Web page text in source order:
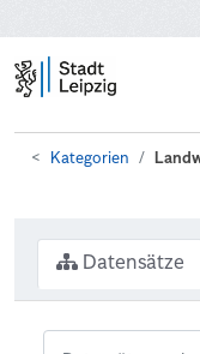
Kategorien
Datensätze